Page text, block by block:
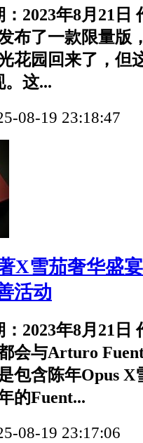
2023年8月21日
布了一款限量版
花园回来了，但
。这...
08-19
X雪茄奢华盛
活动
2023年8月21日
会与Arturo
包含陈年Opus X
的Fuent...
08-19